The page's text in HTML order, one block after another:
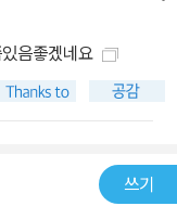
음좋겠네요
쓰기